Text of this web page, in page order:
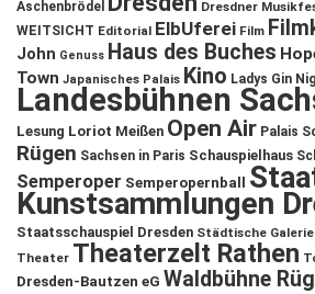
Aschenbrödel
Dresdner
WEITSICHT Editorial ElbUferei Film
John Genuss Haus des Buches
Town Japanisches Palais Kino Ladys Gin
Landesbühnen
Lesung Loriot Meißen Open Air Palais
Rügen Sachsen in Paris Schauspielhaus
Semperoper Semperopernball
Kunstsammlungen
Staatsschauspiel Dresden Städtische
Theater Theaterzelt Rathen
Dresden-Bautzen eG Waldbühne